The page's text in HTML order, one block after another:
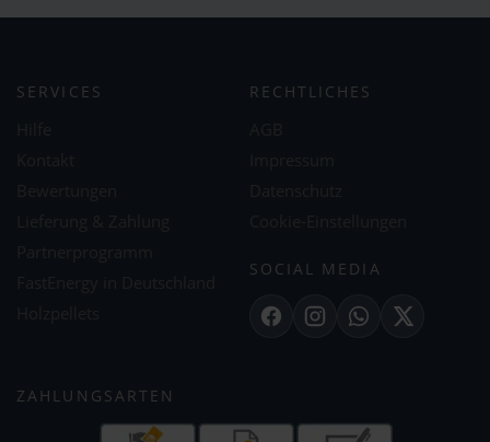
SERVICES RECHTLICHES
SOCIAL MEDIA
FacebookInstagramWhatsApp
X
ZAHLUNGSARTEN